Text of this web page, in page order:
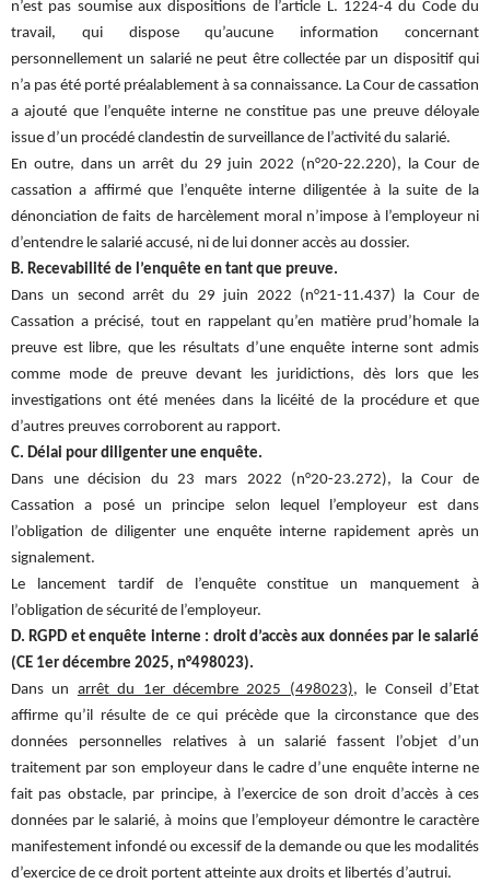
n’est pas soumise aux dispositions de l’article L. 1224-4 du Code du
travail, qui dispose qu’aucune information concernant
personnellement un salarié ne peut être collectée par un dispositif qui
n’a pas été porté préalablement à sa connaissance. La Cour de cassation
a ajouté que l’enquête interne ne constitue pas une preuve déloyale
issue d’un procédé clandestin de surveillance de l’activité du salarié.
En outre, dans un arrêt du 29 juin 2022 (n°20-22.220), la Cour de
cassation a affirmé que l’enquête interne diligentée à la suite de la
dénonciation de faits de harcèlement moral n’impose à l’employeur ni
d’entendre le salarié accusé, ni de lui donner accès au dossier.
B. Recevabilité de l’enquête en tant que preuve.
Dans un second arrêt du 29 juin 2022 (n°21-11.437) la Cour de
Cassation a précisé, tout en rappelant qu’en matière prud’homale la
preuve est libre, que les résultats d’une enquête interne sont admis
comme mode de preuve devant les juridictions, dès lors que les
investigations ont été menées dans la licéité de la procédure et que
d’autres preuves corroborent au rapport.
C. Délai pour diligenter une enquête.
Dans une décision du 23 mars 2022 (n°20-23.272), la Cour de
Cassation a posé un principe selon lequel l’employeur est dans
l’obligation de diligenter une enquête interne rapidement après un
signalement.
Le lancement tardif de l’enquête constitue un manquement à
l’obligation de sécurité de l’employeur.
D. RGPD et enquête interne : droit d’accès aux données par le salarié
(CE 1er décembre 2025, n°498023).
Dans un arrêt du 1er décembre 2025 (498023), le Conseil d’Etat
affirme qu’il résulte de ce qui précède que la circonstance que des
données personnelles relatives à un salarié fassent l’objet d’un
traitement par son employeur dans le cadre d’une enquête interne ne
fait pas obstacle, par principe, à l’exercice de son droit d’accès à ces
données par le salarié, à moins que l’employeur démontre le caractère
manifestement infondé ou excessif de la demande ou que les modalités
d’exercice de ce droit portent atteinte aux droits et libertés d’autrui.